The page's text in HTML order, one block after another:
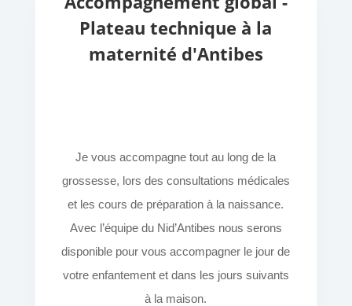
Plateau technique à la
maternité d'Antibes
Je vous accompagne tout au long de la
grossesse, lors des consultations médicales
et les cours de préparation à la naissance.
Avec l’équipe du Nid’Antibes nous serons
disponible pour vous accompagner le jour de
votre enfantement et dans les jours suivants
à la maison.